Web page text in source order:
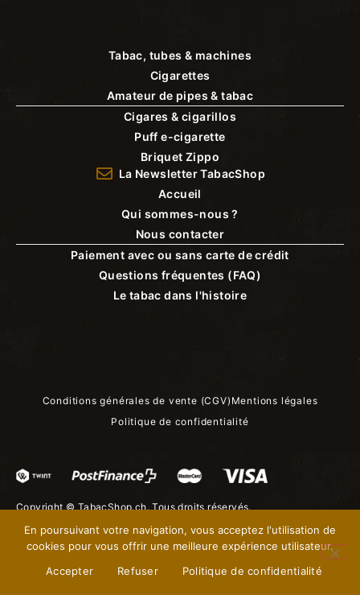
Tabac, tubes & machines
Cigarettes
Amateur de pipes & tabac
Cigares & cigarillos
Puff e-cigarette
Briquet Zippo
La Newsletter TabacShop
Accueil
Qui sommes-nous ?
Nous contacter
Paiement avec ou sans carte de crédit
Questions fréquentes (FAQ)
Le tabac dans l'histoire
Conditions générales de vente (CGV) Mentions légales
Politique de confidentialité
Copyright ©TabacShop.ch. Tous droits réservés.
En poursuivant votre navigation, vous acceptez l'utilisation de
cookies pour vous offrir une meilleure expérience utilisateur.
Accepter
Refuser Politique de confidentialité